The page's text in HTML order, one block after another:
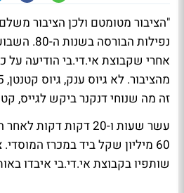
"הציבור מטומטם ולכן הציבור
נפילות
אחרי שקבוצת אי.די.בי הודיעה על
זה מה שנוחי דנקנר ביקש לגייס,
עשר שעות ו-20 דקות
60 מיליון שקל ביד במכרז
שותפיו בקבוצת אי.די.בי איבדו באותו היום